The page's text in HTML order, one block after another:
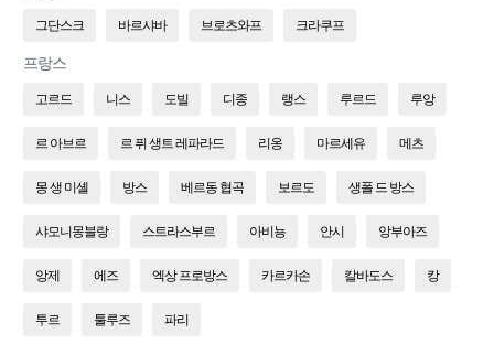
그단스크 바르샤바 브로츠와프 크라쿠프
프랑스
고르드 니스 도빌 디종 랭스 루르드 루앙
르 아브르 르 퓌 생트 레파라드 리옹 마르세유 메츠
몽 생 미셸 방스 베르동 협곡 보르도 생폴 드 방스
샤모니몽블랑 스트라스부르 아비뇽 안시 앙부아즈
앙제 에즈 엑상 프로방스 카르카손 칼바도스 캉
투르 툴루즈 파리